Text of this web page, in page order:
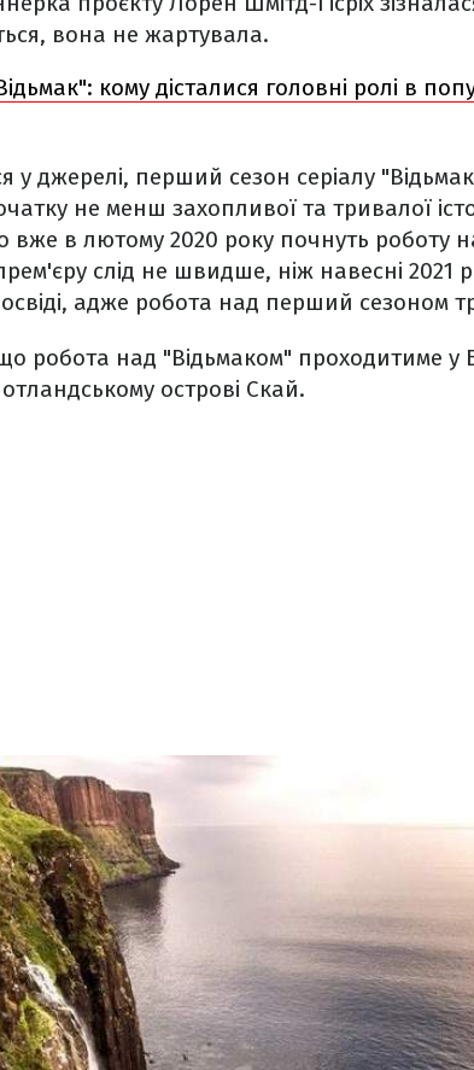
вона не жартувала.
кому дісталися головні ролі в
у джерелі, перший сезон серіалу
не менш захопливої та тривалої
вже в лютому 2020 року почнуть роботу
слід не швидше, ніж навесні 2021
адже робота над перший сезоном
робота над "Відьмаком" проходитиме у
острові Скай.